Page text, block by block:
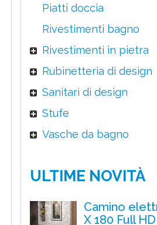
Piatti doccia
Rivestimenti bagno
Rivestimenti in pietra
Rubinetteria di design
Sanitari di design
Stufe
Vasche da bagno
ULTIME NOVITÀ
Camino
X 180 Full HD